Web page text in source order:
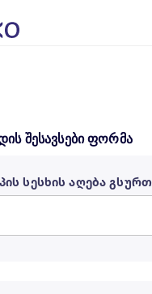
შესავსები ფორმა
სესხის აღება გსურთ